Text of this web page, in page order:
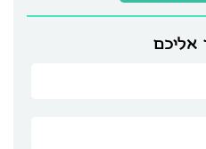
אליכם